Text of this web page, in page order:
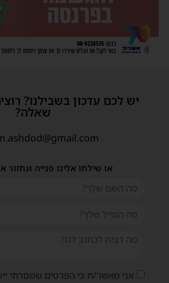
יש לכם עדכון בשבילנו?
שאלה?
או שילחו אלינו פנייה
אני מאשר/ת כי הפרטים שמסרתי